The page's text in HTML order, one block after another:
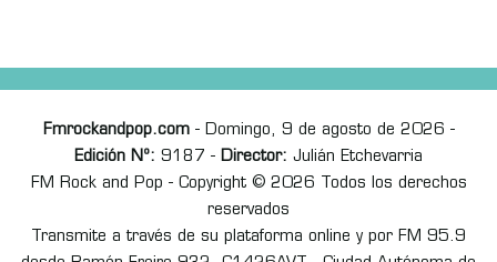
Fmrockandpop.com- Domingo, 9 de agosto de 2026 -
Edición Nº: 9187 - Director: Julián Etchevarria
FM Rock and Pop - Copyright © 2026 Todos los derechos
reservados
Transmite a través de su plataforma online y por FM 95.9